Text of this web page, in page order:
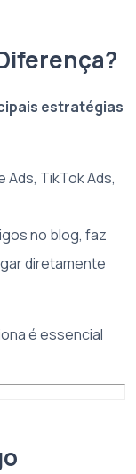
estratégias
TikTok Ads,
no blog, faz
diretamente
é essencial